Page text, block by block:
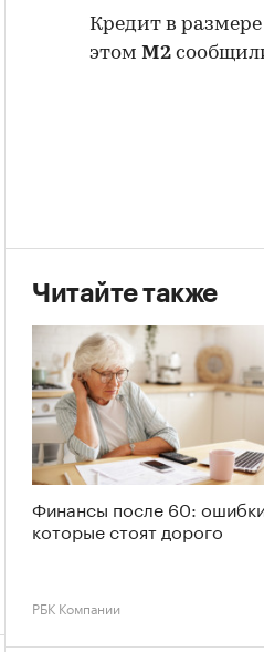
Кредит в
этом М2
Читайте также
Финансы после 60:
которые стоят дорого
РБК Компании